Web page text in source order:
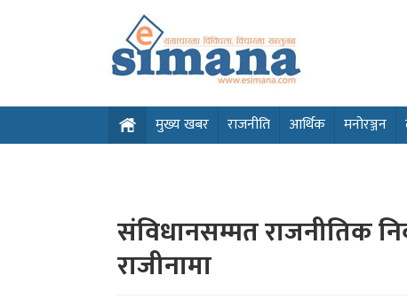
मुख्य खबर राजनीति आर्थिक मनोरञ्जन
संविधानसम्मत राजनीतिक
राजीनामा